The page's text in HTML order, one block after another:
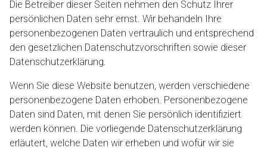
Die Betreiber dieser Seiten nehmen den Schutz Ihrer
persönlichen Daten sehr ernst. Wir behandeln Ihre
personenbezogenen Daten vertraulich und entsprechend
den gesetzlichen Datenschutzvorschriften sowie dieser
Datenschutzerklärung.
Wenn Sie diese Website benutzen, werden verschiedene
personenbezogene Daten erhoben. Personenbezogene
Daten sind Daten, mit denen Sie persönlich identifiziert
werden können. Die vorliegende Datenschutzerklärung
erläutert, welche Daten wir erheben und wofür wir sie